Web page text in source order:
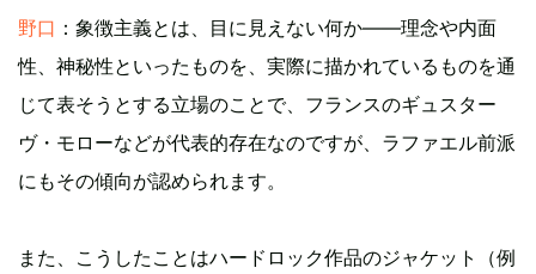
野口 ：象徴主義とは、目に見えない何か――理念や内面
性、神秘性といったものを、実際に描かれているものを通
じて表そうとする立場のことで、フランスのギュスター
ヴ・モローなどが代表的存在なのですが、ラファエル前派
にもその傾向が認められます。
また、こうしたことはハードロック作品のジャケット（例